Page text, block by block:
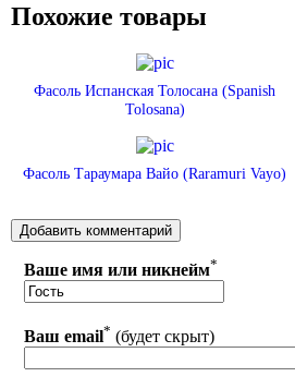
Похожие товары
Фасоль Испанская Толосана (Spanish
Tolosana)
Фасоль Тараумара Вайо (Raramuri Vayo)
Ваше имя или никнейм*
Ваш email* (будет скрыт)